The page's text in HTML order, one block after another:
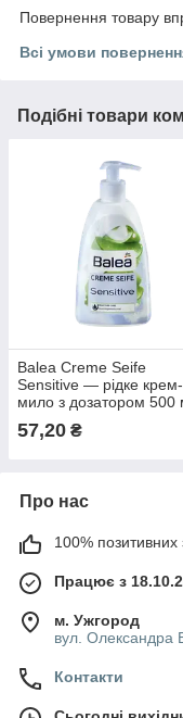
Повернення товару
Всі умови
Подібні товари
Balea Creme Seife
Sensitive — рідке крем-
мило з дозатором 500
57,20 ₴
Про нас
100% позитивних
Працює з
м. Ужгород
вул. Олександра
Контакти